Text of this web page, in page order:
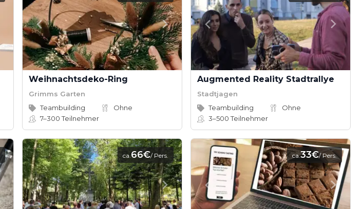
Weihnachtsdeko-Ring
Grimms Garten
Teambuilding
Ohne
7–300Teilnehmer
Augmented Reality Stadtrallye
Stadtjagen
Teambuilding
Ohne
3–500Teilnehmer
ca.66€/ Pers. ca.33€/ Pers.